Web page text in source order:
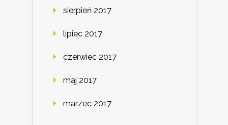
sierpień 2017
lipiec 2017
czerwiec 2017
maj 2017
marzec 2017